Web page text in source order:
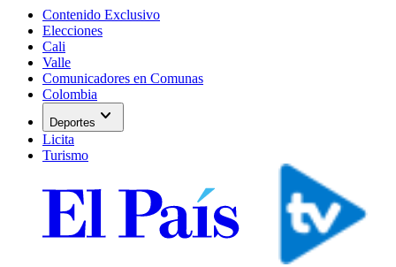
Contenido Exclusivo
Elecciones
Cali
Valle
Comunicadores en Comunas
Colombia
Deportes expand_more
Licita
Turismo